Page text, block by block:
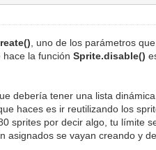
, uno de los parámetros
hace la funciónSprite.disable()
debería tener una lista
haces es ir reutilizando los
sprites por decir algo, tu límite
se vayan creando y